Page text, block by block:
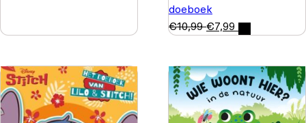
doeboek
€10,99 €7,99